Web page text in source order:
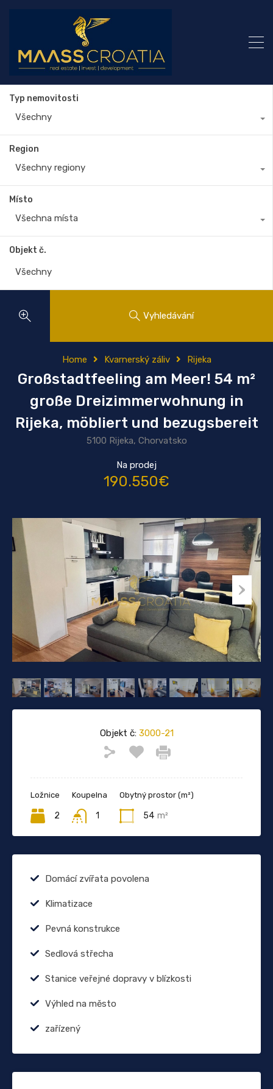
Typ nemovitosti
Všechny
Region
Všechny regiony
Místo
Všechna místa
Objekt č.
Vyhledávání
Home Kvarnerský záliv Rijeka
Großstadtfeeling am Meer! 54 m²
große Dreizimmerwohnung in
Rijeka, möbliert und bezugsbereit
5100 Rijeka, Chorvatsko
Na prodej
190.550€
Objekt č:3000-21
Ložnice
2
Koupelna
1
Obytný prostor (m²)
54 m²
Domácí zvířata povolena
Klimatizace
Pevná konstrukce
Sedlová střecha
Stanice veřejné dopravy v blízkosti
Výhled na město
zařízený